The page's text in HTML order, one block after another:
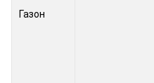
Газон